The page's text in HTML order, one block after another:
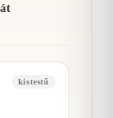
kistestű